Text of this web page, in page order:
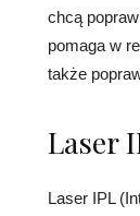
chcą
pomaga w
także
Laser
Laser IPL